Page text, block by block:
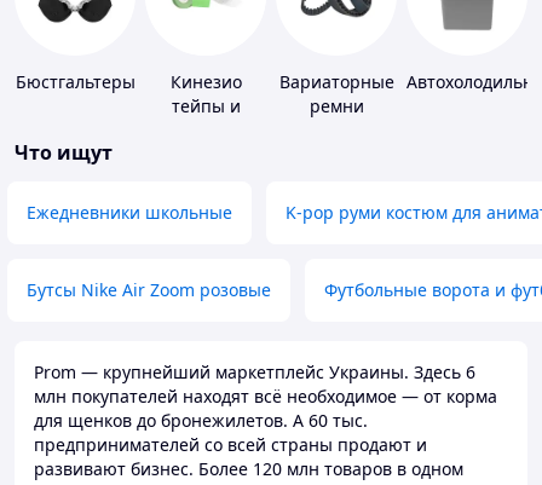
Бюстгальтеры
Кинезио
тейпы и
Вариаторные
ремни
Что ищут
Ежедневники школьные K-pop руми костюм для
Бутсы Nike Air Zoom розовые Футбольные ворота и
Prom — крупнейший маркетплейс Украины. Здесь 6
млн покупателей находят всё необходимое — от корма
для щенков до бронежилетов. А 60 тыс.
предпринимателей со всей страны продают и
развивают бизнес. Более 120 млн товаров в одном